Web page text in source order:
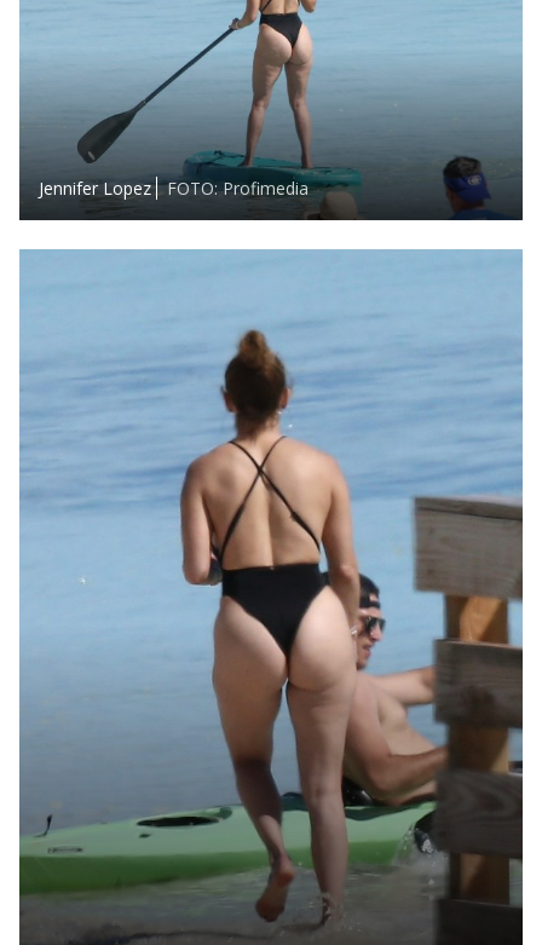
Jennifer Lopez FOTO: Profimedia